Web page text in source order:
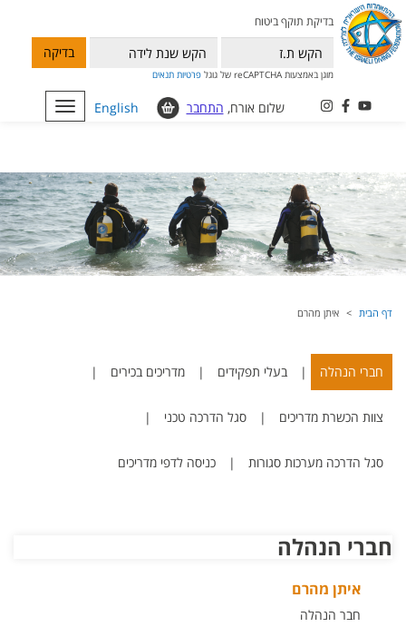
בדיקת תוקף ביטוח
בדיקה
מוגן באמצעות reCAPTCHA של גוגל פרטיות תנאים
Toggle
navigation
English שלום אורח, התחבר
דף הבית איתן מהרם
חברי הנהלה | בעלי תפקידים | מדריכים בכירים |
צוות הכשרת מדריכים | סגל הדרכה טכני |
סגל הדרכה מערכות סגורות | כניסה לדפי מדריכים
חברי הנהלה
איתן מהרם
חבר הנהלה